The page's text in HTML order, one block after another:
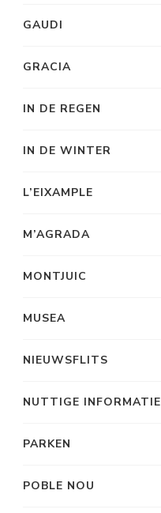
GAUDI
GRACIA
IN DE REGEN
IN DE WINTER
L’EIXAMPLE
M’AGRADA
MONTJUIC
MUSEA
NIEUWSFLITS
NUTTIGE INFORMATIE
PARKEN
POBLE NOU